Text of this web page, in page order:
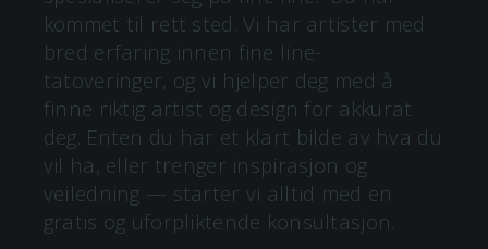
kommet til rett sted. Vi har artister med
bred erfaring innen fine line-
tatoveringer, og vi hjelper deg med å
finne riktig artist og design for akkurat
deg. Enten du har et klart bilde av hva du
vil ha, eller trenger inspirasjon og
veiledning — starter vi alltid med en
gratis og uforpliktende konsultasjon.